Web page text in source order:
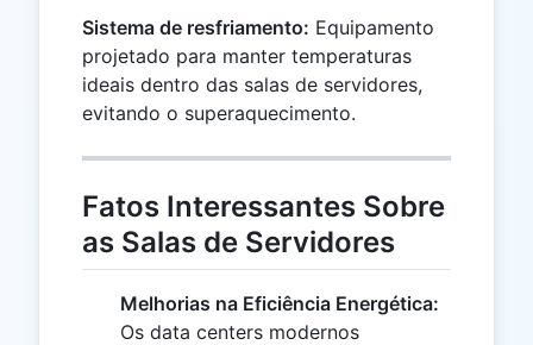
Sistema de resfriamento: Equipamento
projetado para manter temperaturas
ideais dentro das salas de servidores,
evitando o superaquecimento.
Fatos Interessantes Sobre
as Salas de Servidores
Melhorias na Eficiência Energética:
Os data centers modernos